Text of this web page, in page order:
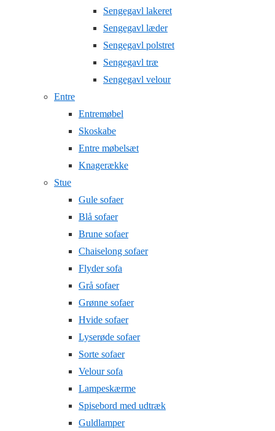
Sengegavl lakeret
Sengegavl læder
Sengegavl polstret
Sengegavl træ
Sengegavl velour
Entre
Entremøbel
Skoskabe
Entre møbelsæt
Knagerække
Stue
Gule sofaer
Blå sofaer
Brune sofaer
Chaiselong sofaer
Flyder sofa
Grå sofaer
Grønne sofaer
Hvide sofaer
Lyserøde sofaer
Sorte sofaer
Velour sofa
Lampeskærme
Spisebord med udtræk
Guldlamper